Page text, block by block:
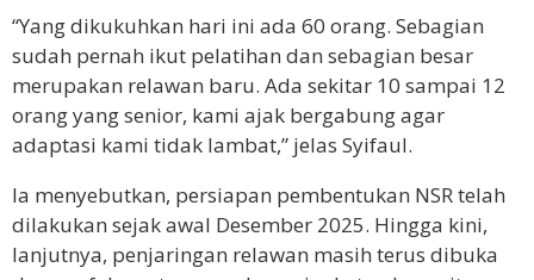
“Yang dikukuhkan hari ini ada 60 orang. Sebagian
sudah pernah ikut pelatihan dan sebagian besar
merupakan relawan baru. Ada sekitar 10 sampai 12
orang yang senior, kami ajak bergabung agar
adaptasi kami tidak lambat,” jelas Syifaul.
Ia menyebutkan, persiapan pembentukan NSR telah
dilakukan sejak awal Desember 2025. Hingga kini,
lanjutnya, penjaringan relawan masih terus dibuka